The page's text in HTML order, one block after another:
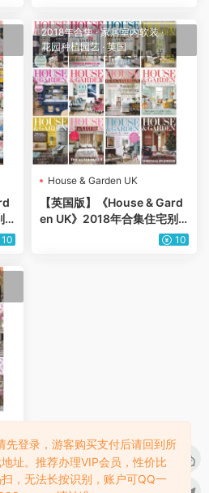
志
10
2018年合集·家居室内软装·
花园种植园艺 · 英国
House & Garden UK
【英国版】《House & Gard
en UK》2018年合集住宅别
墅室内软装花园庭院设计杂志
10
墅
P
10
先登录，游客购买支付后请回到所
址。推荐办理VIP会员，性价比
，无法长按识别，账户可QQ一